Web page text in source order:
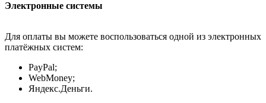
Электронные системы
Для оплаты вы можете воспользоваться одной из электронных
платёжных систем:
PayPal;
WebMoney;
Яндекс.Деньги.